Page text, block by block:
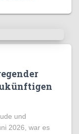
und
2026, war es